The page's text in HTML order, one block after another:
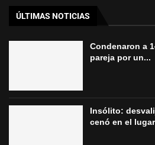
ÚLTIMAS NOTICIAS
Condenaron a
pareja por un...
Insólito:
cenó en el